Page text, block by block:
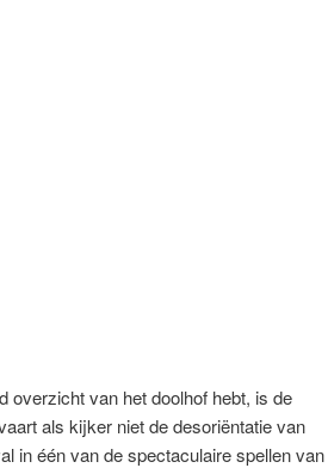
overzicht van het doolhof hebt, is de
als kijker niet de desoriëntatie van
in één van de spectaculaire spellen van